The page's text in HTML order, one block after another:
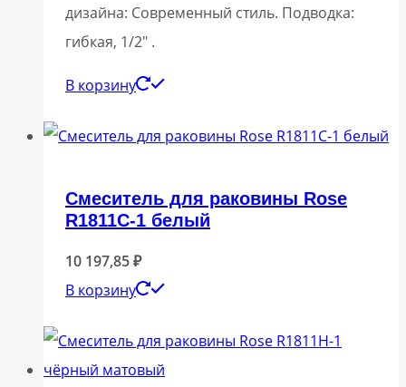
дизайна: Современный стиль. Подводка:
гибкая, 1/2″ .
В корзину
Смеситель для раковины Rose
R1811C-1 белый
10 197,85₽
В корзину